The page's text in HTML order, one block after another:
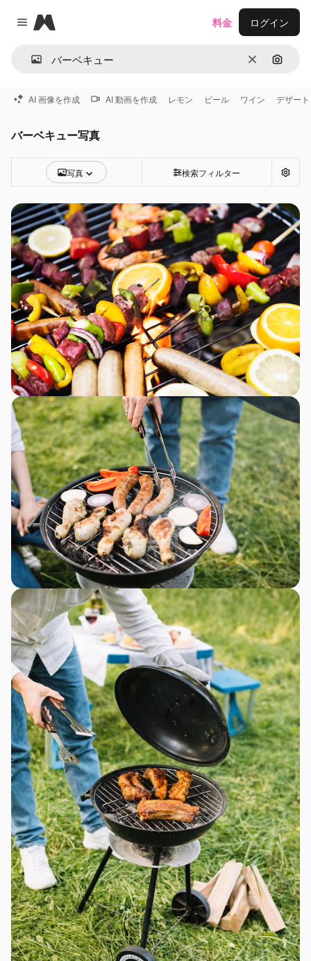
Close menu
Magnific
消去 画像で
料金 ログイン
AI 画像を作成 AI 動画を作成 レモン ビール ワイン デザート
バーベキュー写真
写真 検索フィルター